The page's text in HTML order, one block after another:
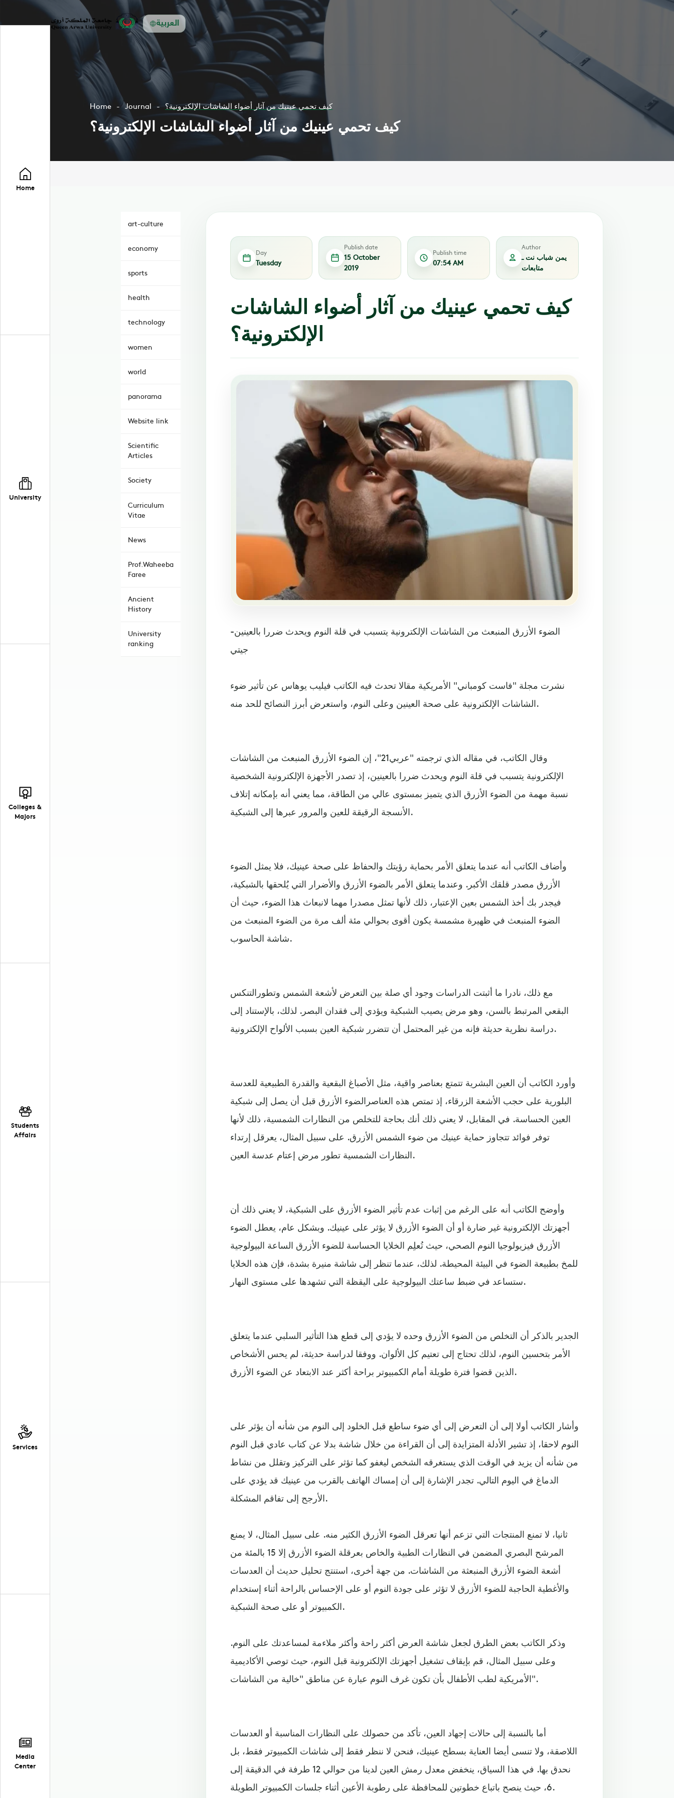
العربية
Home
University
Colleges &
Majors
Students
Affairs
Services
Media
Center
Home Journal كيف تحمي عينيك من آثار أضواء الشاشات الإلكترونية؟
كيف تحمي عينيك من آثار أضواء الشاشات الإلكترونية؟
art-culture
economy
sports
health
technology
women
world
panorama
Website link
Scientific
Articles
Society
Curriculum
Vitae
News
Prof.Waheeba
Faree
Ancient
History
University
ranking
Day
Tuesday
Publish date
15 October
2019
Publish time
07:54 AM
Author
يمن شباب نت ـ
متابعات
كيف تحمي عينيك من آثار أضواء الشاشات
الإلكترونية؟
الضوء الأزرق المنبعث من الشاشات الإلكترونية يتسبب في قلة النوم ويحدث ضررا بالعينين-
جيتي
نشرت مجلة "فاست كومباني" الأمريكية مقالا تحدث فيه الكاتب فيليب يوهاس عن تأثير ضوء
الشاشات الإلكترونية على صحة العينين وعلى النوم، واستعرض أبرز النصائح للحد منه.
وقال الكاتب، في مقاله الذي ترجمته "عربي21"، إن الضوء الأزرق المنبعث من الشاشات
الإلكترونية يتسبب في قلة النوم ويحدث ضررا بالعينين، إذ تصدر الأجهزة الإلكترونية الشخصية
نسبة مهمة من الضوء الأزرق الذي يتميز بمستوى عالي من الطاقة، مما يعني أنه بإمكانه إتلاف
الأنسجة الرقيقة للعين والمرور عبرها إلى الشبكية.
وأضاف الكاتب أنه عندما يتعلق الأمر بحماية رؤيتك والحفاظ على صحة عينيك، فلا يمثل الضوء
الأزرق مصدر قلقك الأكبر. وعندما يتعلق الأمر بالضوء الأزرق والأضرار التي يُلحقها بالشبكية،
فيجدر بك أخذ الشمس بعين الإعتبار، ذلك لأنها تمثل مصدرا مهما لانبعاث هذا الضوء، حيث أن
الضوء المنبعث في ظهيرة مشمسة يكون أقوى بحوالي مئة ألف مرة من الضوء المنبعث من
شاشة الحاسوب.
مع ذلك، نادرا ما أثبتت الدراسات وجود أي صلة بين التعرض لأشعة الشمس وتطورالتنكس
البقعي المرتبط بالسن، وهو مرض يصيب الشبكية ويؤدي إلى فقدان البصر. لذلك، بالإستناد إلى
دراسة نظرية حديثة فإنه من غير المحتمل أن تتضرر شبكية العين بسبب الألواح الإلكترونية.
وأورد الكاتب أن العين البشرية تتمتع بعناصر واقية، مثل الأصباغ البقعية والقدرة الطبيعية للعدسة
البلورية على حجب الأشعة الزرقاء، إذ تمتص هذه العناصرالضوء الأزرق قبل أن يصل إلى شبكية
العين الحساسة. في المقابل، لا يعني ذلك أنك بحاجة للتخلص من النظارات الشمسية، ذلك لأنها
توفر فوائد تتجاوز حماية عينيك من ضوء الشمس الأزرق. على سبيل المثال، يعرقل إرتداء
النظارات الشمسية تطور مرض إعتام عدسة العين.
وأوضح الكاتب أنه على الرغم من إثبات عدم تأثير الضوء الأزرق على الشبكية، لا يعني ذلك أن
أجهزتك الإلكترونية غير ضارة أو أن الضوء الأزرق لا يؤثر على عينيك. وبشكل عام، يعطل الضوء
الأزرق فيزيولوجيا النوم الصحي، حيث تُعلِم الخلايا الحساسة للضوء الأزرق الساعة البيولوجية
للمخ بطبيعة الضوء في البيئة المحيطة. لذلك، عندما تنظر إلى شاشة منيرة بشدة، فإن هذه الخلايا
ستساعد في ضبط ساعتك البيولوجية على اليقظة التي تشهدها على مستوى النهار.
الجدير بالذكر أن التخلص من الضوء الأزرق وحده لا يؤدي إلى قطع هذا التأثير السلبي عندما يتعلق
الأمر بتحسين النوم، لذلك تحتاج إلى تعتيم كل الألوان. ووفقا لدراسة حديثة، لم يحس الأشخاص
الذين قضوا فترة طويلة أمام الكمبيوتر براحة أكثر عند الابتعاد عن الضوء الأزرق.
وأشار الكاتب أولا إلى أن التعرض إلى أي ضوء ساطع قبل الخلود إلى النوم من شأنه أن يؤثر على
النوم لاحقا، إذ تشير الأدلة المتزايدة إلى أن القراءة من خلال شاشة بدلا عن كتاب عادي قبل النوم
من شأنه أن يزيد في الوقت الذي يستغرقه الشخص ليغفو كما تؤثر على التركيز وتقلل من نشاط
الدماغ في اليوم التالي. تجدر الإشارة إلى أن إمساك الهاتف بالقرب من عينيك قد يؤدي على
الأرجح إلى تفاقم المشكلة.
ثانيا، لا تمنع المنتجات التي تزعم أنها تعرقل الضوء الأزرق الكثير منه. على سبيل المثال، لا يمنع
المرشح البصري المضمن في النظارات الطبية والخاص بعرقلة الضوء الأزرق إلا 15 بالمئة من
أشعة الضوء الأزرق المنبعثة من الشاشات. من جهة أخرى، استنتج تحليل حديث أن العدسات
والأغطية الحاجبة للضوء الأزرق لا تؤثر على جودة النوم أو على الإحساس بالراحة أثناء إستخدام
الكمبيوتر أو على صحة الشبكية.
وذكر الكاتب بعض الطرق لجعل شاشة العرض أكثر راحة وأكثر ملاءمة لمساعدتك على النوم.
وعلى سبيل المثال، قم بإيقاف تشغيل أجهزتك الإلكترونية قبل النوم، حيث توصي الأكاديمية
الأمريكية لطب الأطفال بأن تكون غرف النوم عبارة عن مناطق "خالية من الشاشات".
أما بالنسبة إلى حالات إجهاد العين، تأكد من حصولك على النظارات المناسبة أو العدسات
اللاصقة، ولا تنسى أيضا العناية بسطح عينيك، فنحن لا ننظر فقط إلى شاشات الكمبيوتر فقط، بل
نحدق بها. في هذا السياق، ينخفض معدل رمش العين لدينا من حوالي 12 طرفة في الدقيقة إلى
6، حيث ينصح باتباع خطوتين للمحافظة على رطوبة الأعين أثناء جلسات الكمبيوتر الطويلة.